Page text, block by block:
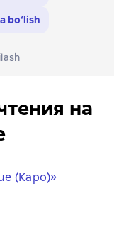
bo‘lish
на
(Каро)»